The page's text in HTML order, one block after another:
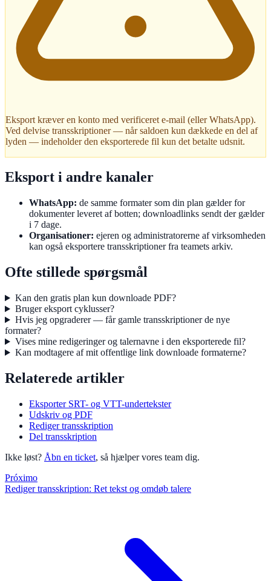
Eksport kræver en konto med verificeret e-mail (eller WhatsApp).
Ved delvise transskriptioner — når saldoen kun dækkede en del af
lyden — indeholder den eksporterede fil kun det betalte udsnit.
Eksport i andre kanaler
WhatsApp: de samme formater som din plan gælder for
dokumenter leveret af botten; downloadlinks sendt der gælder
i 7 dage.
Organisationer: ejeren og administratorerne af virksomheden
kan også eksportere transskriptioner fra teamets arkiv.
Ofte stillede spørgsmål
Kan den gratis plan kun downloade PDF?
Bruger eksport cyklusser?
Hvis jeg opgraderer — får gamle transskriptioner de nye
formater?
Vises mine redigeringer og talernavne i den eksporterede fil?
Kan modtagere af mit offentlige link downloade formaterne?
Relaterede artikler
Eksporter SRT- og VTT-undertekster
Udskriv og PDF
Rediger transskription
Del transskription
Ikke løst? Åbn en ticket, så hjælper vores team dig.
Próximo
Rediger transskription: Ret tekst og omdøb talere